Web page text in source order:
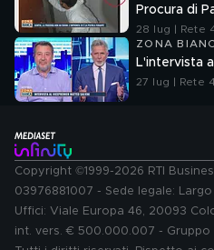
Procura di
33 è la
28 lug | Rete
ZONA
L'intervista
27 lug | Rete 4
Copyright ©1999-2026 RTI
03976881007 - Sede legale:
Uffici: Viale Europa 46, 20093
int. vers. € 500.000.007 - Gruppo